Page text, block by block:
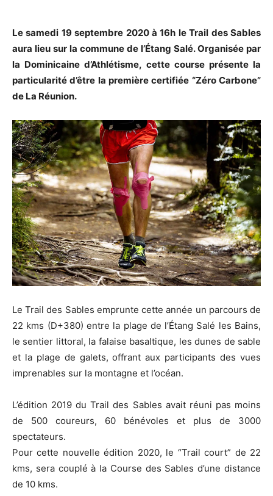
Le samedi 19 septembre 2020 à 16h le Trail des Sables
aura lieu sur la commune de l’Étang Salé. Organisée par
la Dominicaine d’Athlétisme, cette course présente la
particularité d’être la première certifiée “Zéro Carbone”
de La Réunion.
Le Trail des Sables emprunte cette année un parcours de
22 kms (D+380) entre la plage de l’Étang Salé les Bains,
le sentier littoral, la falaise basaltique, les dunes de sable
et la plage de galets, offrant aux participants des vues
imprenables sur la montagne et l’océan.
L’édition 2019 du Trail des Sables avait réuni pas moins
de 500 coureurs, 60 bénévoles et plus de 3000
spectateurs.
Pour cette nouvelle édition 2020, le “Trail court” de 22
kms, sera couplé à la Course des Sables d’une distance
de 10 kms.